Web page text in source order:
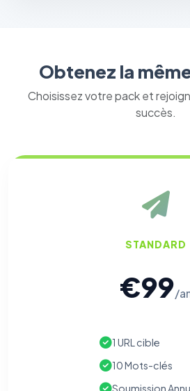
Obtenez la
Choisissez votre pack et
succès.
STANDARD
€99/
1 URL cible
10 Mots-clés
Soumission